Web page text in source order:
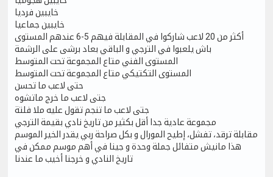
خايبين فرديا
خايبين جماعيا
أكثر من 20 لاعب شاركوا في المقابلة فيهم 5-6 عندهم المستوى
باش يلعبوا في الترجي و الباقي بعاد برشى على الرشمة
المستوى الفني متاع المجموعة تحت المتوسط
المستوى التكتيكي متاع المجموعة تحت المتوسط
حتى لاعب ما تحسن
جتى لاعب ما خرج ماتشوه
جتى لاعب ما تنجم تقول عليه ملا فلتة
مجموعة عادية جدا أقل بكثير من تاريخ نادي بقيمة الترجي
مقابلة ترقد، تفشل، إطيح المورال و بكل صراحة ربي يقدر الخير الموسم
هذا مانيش متفائل جملة وحدة و جينا في أهم موسم ممكن في
تاريخ النادي و خرجنا أخيب ما عندنا